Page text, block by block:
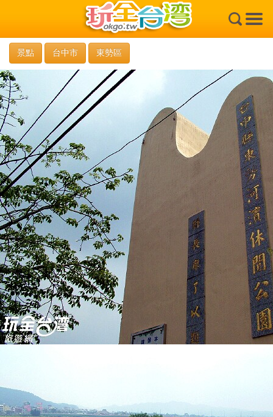
×
景點 台中市 東勢區